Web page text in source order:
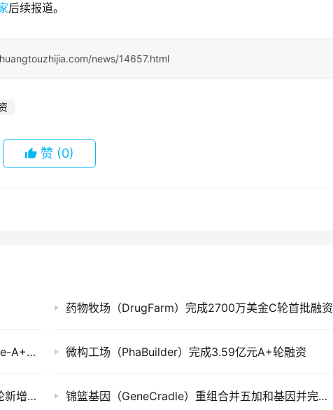
后续报道。
news/14657.html
赞 (0)
药物牧场（DrugFarm）完成2700万美金C轮首批融资
派迅智能（PassionIOT）完成数千万人民币Pre-A+轮融资 微构工场（PhaBuilder）完成3.59亿元A+轮融资
点滴灵犀（DianDiLingXi）完成数百万Pre-A轮新增融资 锦篮基因（GeneCradle）重组合并五加和基因并完成近亿元Pre-B轮融资